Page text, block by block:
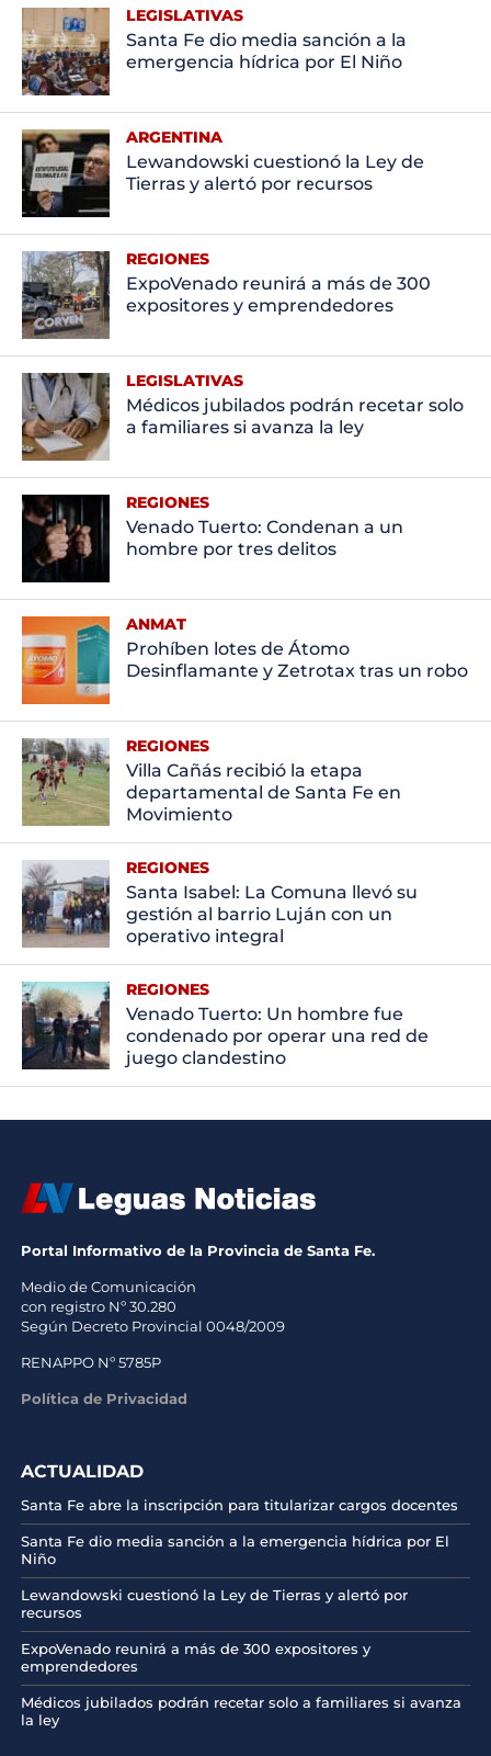
LEGISLATIVAS
Santa Fe dio media sanción a la
emergencia hídrica por El Niño
ARGENTINA
Lewandowski cuestionó la Ley de
Tierras y alertó por recursos
REGIONES
ExpoVenado reunirá a más de 300
expositores y emprendedores
LEGISLATIVAS
Médicos jubilados podrán recetar solo
a familiares si avanza la ley
REGIONES
Venado Tuerto: Condenan a un
hombre por tres delitos
ANMAT
Prohíben lotes de Átomo
Desinflamante y Zetrotax tras un robo
REGIONES
Villa Cañás recibió la etapa
departamental de Santa Fe en
Movimiento
REGIONES
Santa Isabel: La Comuna llevó su
gestión al barrio Luján con un
operativo integral
REGIONES
Venado Tuerto: Un hombre fue
condenado por operar una red de
juego clandestino
Portal Informativo de la Provincia de Santa Fe.
Medio de Comunicación
con registro Nº 30.280
Según Decreto Provincial 0048/2009
RENAPPO Nº 5785P
Política de Privacidad
ACTUALIDAD
Santa Fe abre la inscripción para titularizar cargos docentes
Santa Fe dio media sanción a la emergencia hídrica por El
Niño
Lewandowski cuestionó la Ley de Tierras y alertó por
recursos
ExpoVenado reunirá a más de 300 expositores y
emprendedores
Médicos jubilados podrán recetar solo a familiares si avanza
la ley